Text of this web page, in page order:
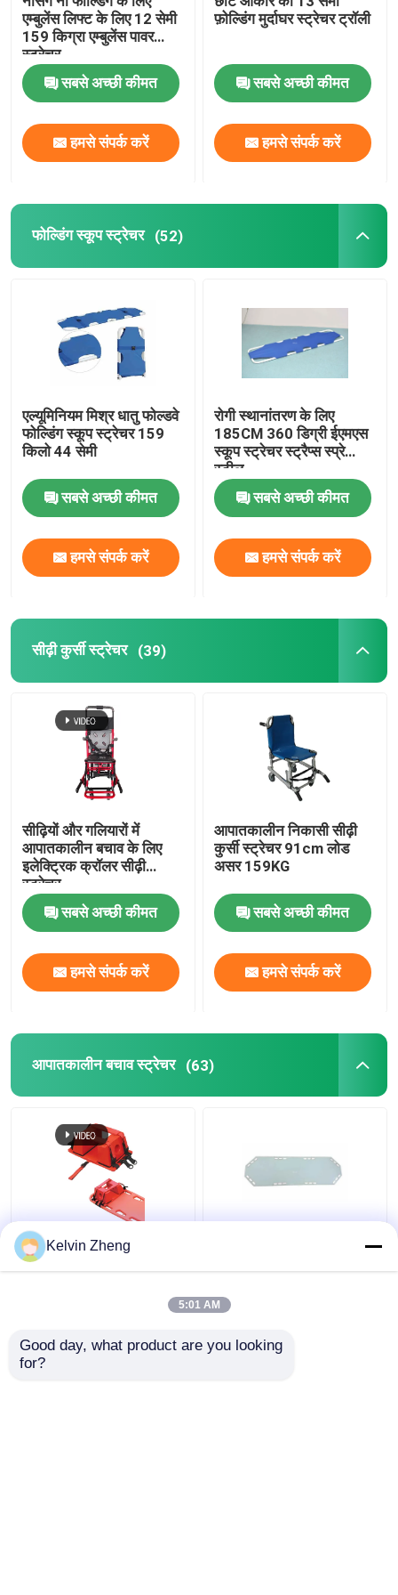
एम्बुलेंस लिफ्ट के लिए 12 सेमी
159 किग्रा एम्बुलेंस पावर
स्ट्रेचर
सबसे अच्छी कीमत
हमसे संपर्क करें
फ़ोल्डिंग मुर्दाघर स्ट्रेचर ट्रॉली
सबसे अच्छी कीमत
हमसे संपर्क करें
फोल्डिंग स्कूप स्ट्रेचर (52)
एल्यूमिनियम मिश्र धातु फोल्डवे
फोल्डिंग स्कूप स्ट्रेचर 159
किलो 44 सेमी
सबसे अच्छी कीमत
हमसे संपर्क करें
रोगी स्थानांतरण के लिए
185CM 360 डिग्री ईएमएस
स्कूप स्ट्रेचर स्ट्रैप्स स्प्रे
स्टील
सबसे अच्छी कीमत
हमसे संपर्क करें
सीढ़ी कुर्सी स्ट्रेचर (39)
सीढ़ियों और गलियारों में
आपातकालीन बचाव के लिए
इलेक्ट्रिक क्रॉलर सीढ़ी
स्ट्रेचर
सबसे अच्छी कीमत
हमसे संपर्क करें
आपातकालीन निकासी सीढ़ी
कुर्सी स्ट्रेचर 91cm लोड
असर 159KG
सबसे अच्छी कीमत
हमसे संपर्क करें
आपातकालीन बचाव स्ट्रेचर (63)
186CM 22in रोगी स्लाइडर
कैनवास
Kelvin Zheng
5:01 AM
Good day, what product are you looking
for?